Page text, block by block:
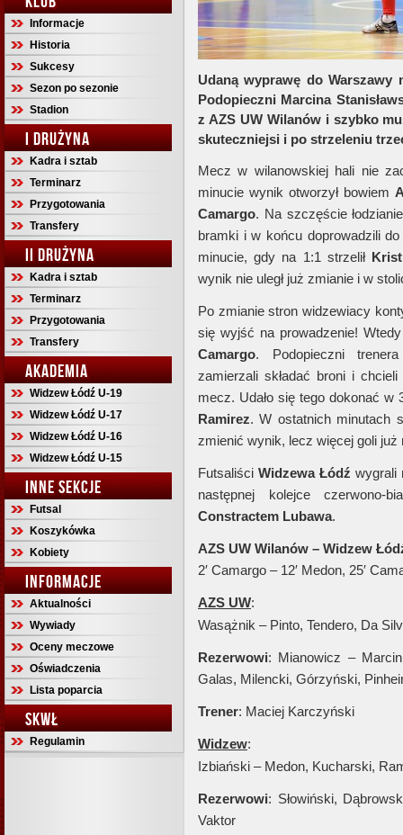
Informacje
Historia
Sukcesy
Sezon po sezonie
Stadion
I DRUŻYNA
Kadra i sztab
Terminarz
Przygotowania
Transfery
II DRUŻYNA
Kadra i sztab
Terminarz
Przygotowania
Transfery
AKADEMIA
Widzew Łódź U-19
Widzew Łódź U-17
Widzew Łódź U-16
Widzew Łódź U-15
INNE SEKCJE
Futsal
Koszykówka
Kobiety
INFORMACJE
Aktualności
Wywiady
Oceny meczowe
Oświadczenia
Lista poparcia
SKWŁ
Regulamin
Udaną wyprawę do Warszawy
Podopieczni Marcina
z AZS UW Wilanów i szybko
skuteczniejsi i po strzeleniu
Mecz w wilanowskiej hali nie
minucie wynik otworzył bowiem
Camargo. Na szczęście
bramki i w końcu doprowadzili do
minucie, gdy na 1:1 strzelił
wynik nie uległ już zmianie i w
Po zmianie stron widzewiacy
się wyjść na prowadzenie!
Camargo. Podopieczni
zamierzali składać broni i
mecz. Udało się tego dokonać
Ramirez. W ostatnich minutach
zmienić wynik, lecz więcej goli już
Futsaliści Widzewa Łódź wygrali
następnej kolejce czerwono-
Constractem Lubawa.
AZS UW Wilanów – Widzew
2′ Camargo – 12′ Medon, 25′
AZS UW:
Wasążnik – Pinto, Tendero, Da
Rezerwowi: Mianowicz –
Galas, Milencki, Górzyński,
Trener: Maciej Karczyński
Widzew:
Izbiański – Medon, Kucharski,
Rezerwowi: Słowiński,
Vaktor